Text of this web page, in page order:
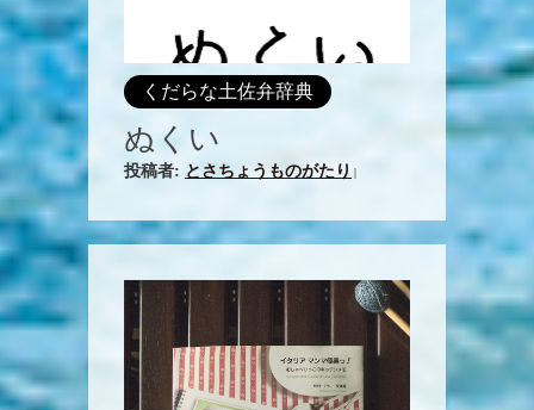
くだらな土佐弁辞典
ぬくい
投稿者: とさちょうものがたり